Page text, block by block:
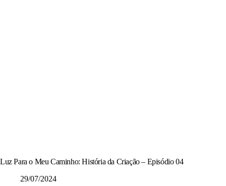
Luz Para o Meu Caminho: História da Criação – Episódio 04
29/07/2024